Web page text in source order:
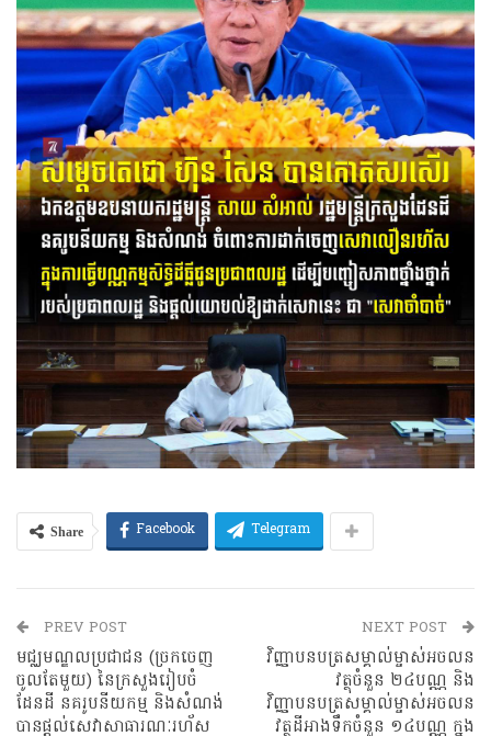
Share Facebook Telegram
PREV POST
មជ្ឈមណ្ឌលប្រជាជន (ច្រកចេញ
ចូលតែមួយ) នៃក្រសួងរៀបចំ
ដែនដី នគរូបនីយកម្ម និងសំណង់
បានផ្តល់សេវាសាធារណៈរហ័ស
NEXT POST
វិញ្ញាបនបត្រសម្គាល់ម្ចាស់អចលន
វត្ថុចំនួន ២៤បណ្ណ និង
វិញ្ញាបនបត្រសម្គាល់ម្ចាស់អចលន
វត្ថុដីអាងទឹកចំនួន ១៤បណ្ណ​ ក្នុង